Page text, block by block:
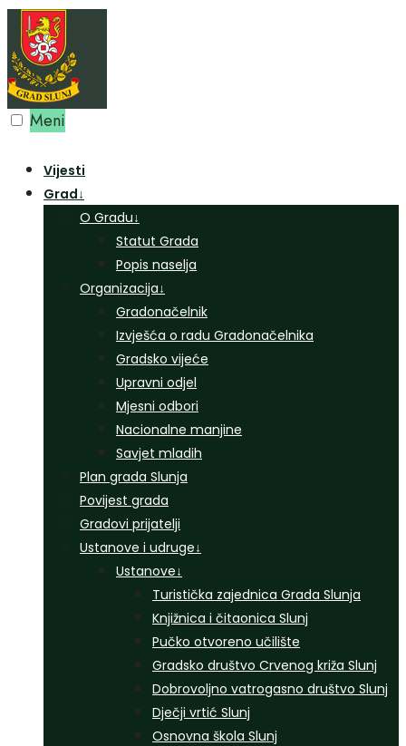
Preskoči
na
sadržaj
Meni
Vijesti
Grad↓
O Gradu↓
Statut Grada
Popis naselja
Organizacija↓
Gradonačelnik
Izvješća o radu Gradonačelnika
Gradsko vijeće
Upravni odjel
Mjesni odbori
Nacionalne manjine
Savjet mladih
Plan grada Slunja
Povijest grada
Gradovi prijatelji
Ustanove i udruge↓
Ustanove↓
Turistička zajednica Grada Slunja
Knjižnica i čitaonica Slunj
Pučko otvoreno učilište
Gradsko društvo Crvenog križa Slunj
Dobrovoljno vatrogasno društvo Slunj
Dječji vrtić Slunj
Osnovna škola Slunj